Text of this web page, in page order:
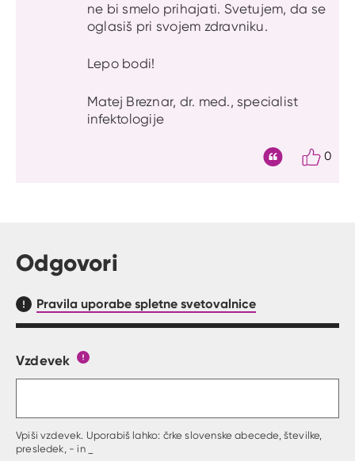
ne bi smelo prihajati. Svetujem, da se
oglasiš pri svojem zdravniku.
Lepo bodi!
Matej Breznar, dr. med., specialist
infektologije
0
Odgovori
Pravila uporabe spletne svetovalnice
Obrazec, kjer lahko zastaviš vprašanje
Vzdevek
Vpiši vzdevek. Uporabiš lahko: črke slovenske abecede, številke,
presledek, - in _